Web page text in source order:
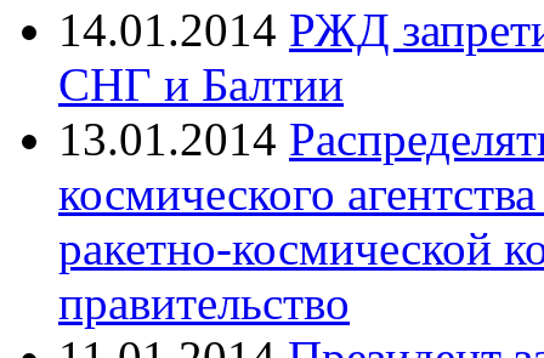
14.01.2014 РЖД
СНГ и Балтии
13.01.2014
космического
ракетно-космической
правительство